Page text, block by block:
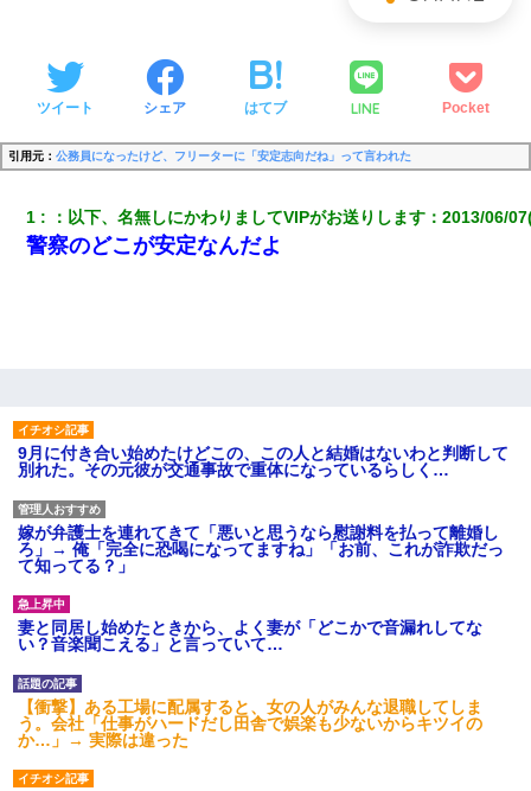
ツイート シェア はてブ LINE Pocket
引用元： 公務員になったけど、フリーターに「安定志向だね」って言われた
1 ： 以下、名無しにかわりましてVIPがお送りします ：2013/06/
警察のどこが安定なんだよ
9月に付き合い始めたけどこの、この人と結婚はないわと判断して
別れた。その元彼が交通事故で重体になっているらしく…
嫁が弁護士を連れてきて「悪いと思うなら慰謝料を払って離婚し
ろ」→ 俺「完全に恐喝になってますね」「お前、これが詐欺だっ
て知ってる？」
妻と同居し始めたときから、よく妻が「どこかで音漏れしてな
い？音楽聞こえる」と言っていて…
【衝撃】ある工場に配属すると、女の人がみんな退職してしま
う。会社「仕事がハードだし田舎で娯楽も少ないからキツイの
か…」→ 実際は違った